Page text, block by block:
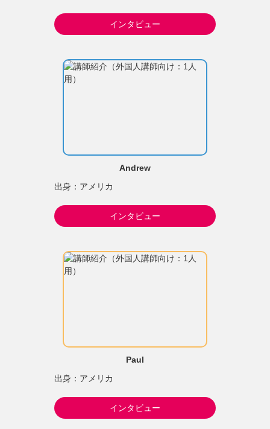
インタビュー
Andrew
出身：アメリカ
インタビュー
Paul
出身：アメリカ
インタビュー